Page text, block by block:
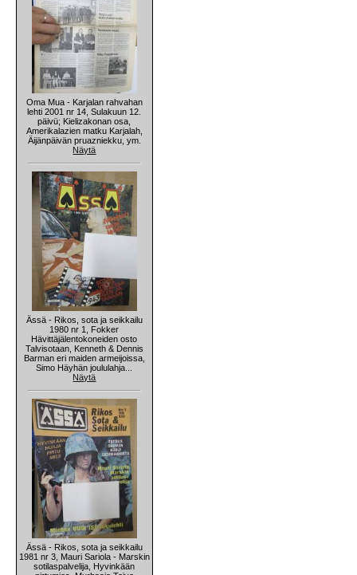
Oma Mua - Karjalan rahvahan
lehti 2001 nr 14, Sulakuun 12.
päivü; Kielizakonan osa,
Amerikalazien matku Karjalah,
Äijänpäivän pruazniekku, ym.
Näytä
Ässä - Rikos, sota ja seikkailu
1980 nr 1, Fokker
Hävittäjälentokoneiden osto
Talvisotaan, Kenneth & Dennis
Barman eri maiden armeijoissa,
Simo Häyhän joululahja...
Näytä
Ässä - Rikos, sota ja seikkailu
1981 nr 3, Mauri Sariola - Marskin
sotilaspalvelija, Hyvinkään